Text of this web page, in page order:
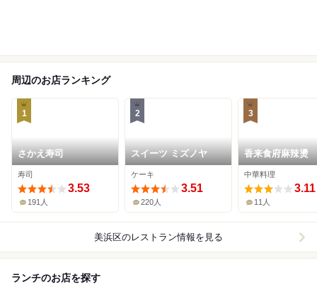
周辺のお店ランキング
1
さかえ寿司
寿司
3.53
191人
2
スイーツ ミズノヤ
ケーキ
3.51
220人
3
香来食府麻辣燙
中華料理
3.11
11人
美浜区のレストラン情報を見る
ランチのお店を探す